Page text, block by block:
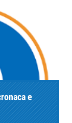
e